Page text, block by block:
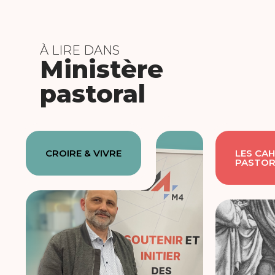
À LIRE DANS
Ministère
pastoral
CROIRE & VIVRE LES